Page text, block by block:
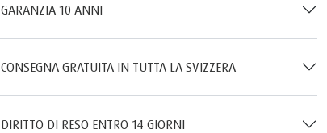
GARANZIA 10 ANNI
CONSEGNA GRATUITA IN TUTTA LA SVIZZERA
DIRITTO DI RESO ENTRO 14 GIORNI